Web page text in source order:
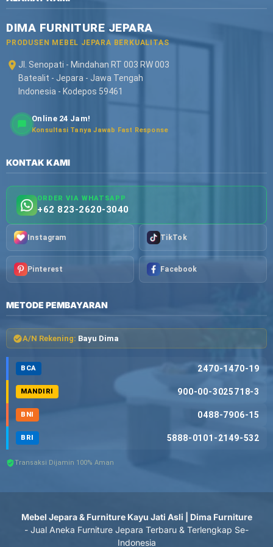
DIMA FURNITURE JEPARA
PRODUSEN MEBEL JEPARA BERKUALITAS
Jl. Senopati - Mindahan RT 003 RW 003
Batealit - Jepara - Jawa Tengah
Indonesia - Kodepos 59461
Online 24 Jam!
Konsultasi Tanya Jawab Fast Response
KONTAK KAMI
ORDER VIA WHATSAPP
+62 823-2620-3040
Instagram TikTok
Pinterest Facebook
METODE PEMBAYARAN
A/N Rekening: Bayu Dima
BCA 2470-1470-19
MANDIRI 900-00-3025718-3
BNI 0488-7906-15
BRI 5888-0101-2149-532
Transaksi Dijamin 100% Aman
Mebel Jepara & Furniture Kayu Jati Asli | Dima Furniture
- Jual Aneka Furniture Jepara Terbaru & Terlengkap Se-
Indonesia